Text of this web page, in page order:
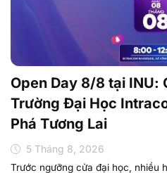
Open Day 8/8 tại INU:
Trường Đại Học
Phá Tương Lai
5 Tháng 8, 2026
Trước ngưỡng cửa đại học, nhiều
sự phù hợp với bản thân? Làm thế
sách...